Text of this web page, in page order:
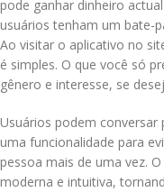
pode ganhar dinheiro
usuários tenham um bate-
Ao visitar o aplicativo no
é simples. O que você só
gênero e interesse, se
Usuários podem
uma funcionalidade para
pessoa mais de uma vez.
moderna e intuitiva,